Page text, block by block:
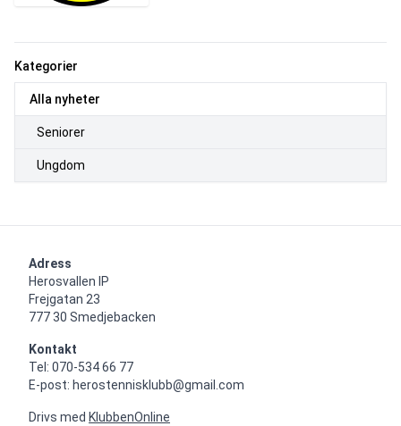
Kategorier
Alla nyheter
Seniorer
Ungdom
Adress
Herosvallen IP
Frejgatan 23
777 30 Smedjebacken
Kontakt
Tel: 070-534 66 77
E-post: herostennisklubb@gmail.com
Drivs med KlubbenOnline